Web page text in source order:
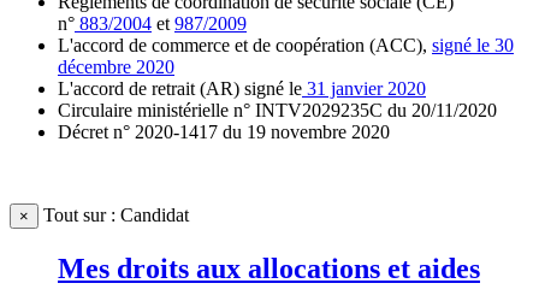
n° 883/2004 et 987/2009
L'accord de commerce et de coopération (ACC), signé le 30
décembre 2020
L'accord de retrait (AR) signé le 31 janvier 2020
Circulaire ministérielle n° INTV2029235C du 20/11/2020
Décret n° 2020-1417 du 19 novembre 2020
× Tout sur : Candidat
Mes droits aux allocations et aides